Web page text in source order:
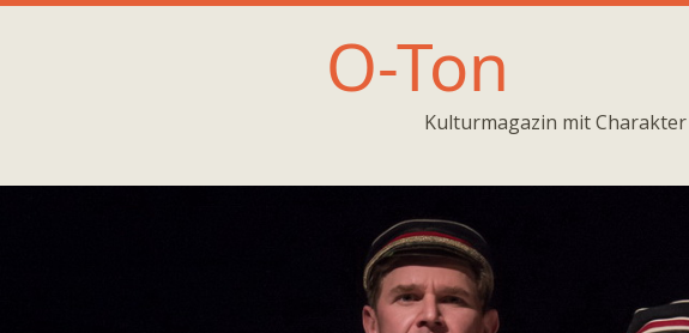
O-Ton
Kulturmagazin mit Charakter